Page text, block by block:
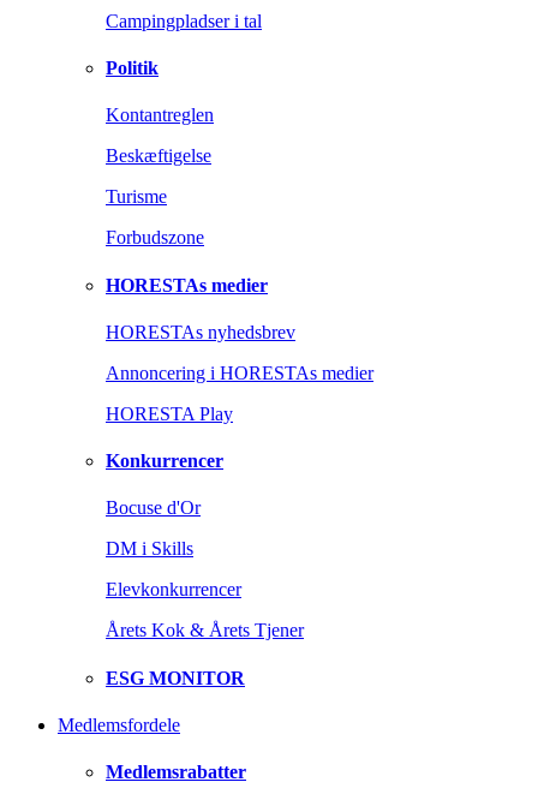
Campingpladser i tal
Politik
Kontantreglen
Beskæftigelse
Turisme
Forbudszone
HORESTAs medier
HORESTAs nyhedsbrev
Annoncering i HORESTAs medier
HORESTA Play
Konkurrencer
Bocuse d'Or
DM i Skills
Elevkonkurrencer
Årets Kok & Årets Tjener
ESG MONITOR
Medlemsfordele
Medlemsrabatter